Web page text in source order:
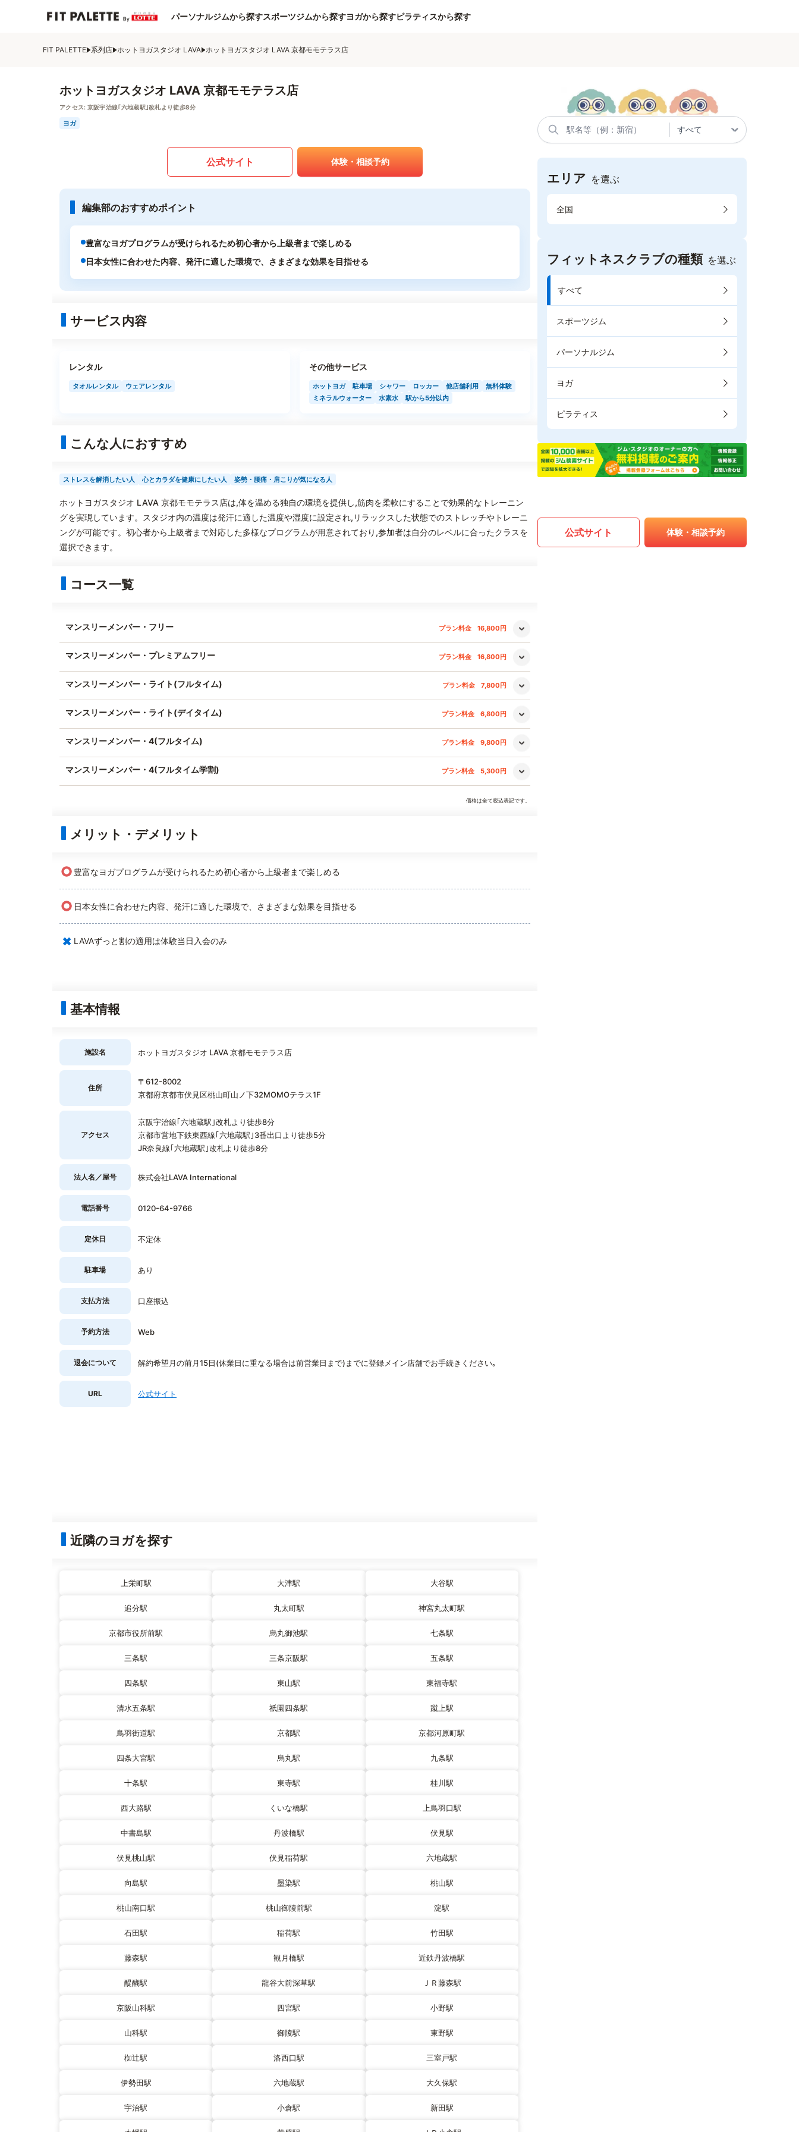
パーソナルジムから探すスポーツジムから探すヨガから探すピラティスから探す
FIT PALETTE 系列店 ホットヨガスタジオ LAVA ホットヨガスタジオ LAVA 京都モモテラス店
ホットヨガスタジオ LAVA 京都モモテラス店
アクセス: 京阪宇治線｢六地蔵駅｣改札より徒歩8分
ヨガ
公式サイト 体験・相談予約
編集部のおすすめポイント
豊富なヨガプログラムが受けられるため初心者から上級者まで楽しめる
日本女性に合わせた内容、発汗に適した環境で、さまざまな効果を目指せる
サービス内容
レンタル
タオルレンタル ウェアレンタル
その他サービス
ホットヨガ 駐車場 シャワー ロッカー 他店舗利用
無料体験
ミネラルウォーター
水素水 駅から5分以内
こんな人におすすめ
ストレスを解消したい人 心とカラダを健康にしたい人 姿勢・腰痛・肩こりが気になる人
ホットヨガスタジオ LAVA 京都モモテラス店は,体を温める独自の環境を提供し,筋肉を柔軟にすることで効果的なトレーニン
グを実現しています。スタジオ内の温度は発汗に適した温度や湿度に設定され,リラックスした状態でのストレッチやトレーニ
ングが可能です。初心者から上級者まで対応した多様なプログラムが用意されており,参加者は自分のレベルに合ったクラスを
選択できます。
コース一覧
マンスリーメンバー・フリー プラン料金 16,800円
マンスリーメンバー・プレミアムフリー プラン料金 16,800円
マンスリーメンバー・ライト(フルタイム) プラン料金 7,800円
マンスリーメンバー・ライト(デイタイム) プラン料金 6,800円
マンスリーメンバー・4(フルタイム) プラン料金 9,800円
マンスリーメンバー・4(フルタイム学割) プラン料金 5,300円
価格は全て税込表記です。
メリット・デメリット
○ 豊富なヨガプログラムが受けられるため初心者から上級者まで楽しめる
○ 日本女性に合わせた内容、発汗に適した環境で、さまざまな効果を目指せる
× LAVAずっと割の適用は体験当日入会のみ
基本情報
施設名 ホットヨガスタジオ LAVA 京都モモテラス店
住所
〒612-8002
京都府京都市伏見区桃山町山ノ下32MOMOテラス1F
アクセス
京阪宇治線｢六地蔵駅｣改札より徒歩8分
京都市営地下鉄東西線｢六地蔵駅｣3番出口より徒歩5分
JR奈良線｢六地蔵駅｣改札より徒歩8分
法人名／屋号 株式会社LAVA International
電話番号 0120-64-9766
定休日 不定休
駐車場 あり
支払方法 口座振込
予約方法 Web
退会について 解約希望月の前月15日(休業日に重なる場合は前営業日まで)までに登録メイン店舗でお手続きください｡
URL 公式サイト
近隣のヨガを探す
上栄町駅 大津駅 大谷駅
追分駅 丸太町駅 神宮丸太町駅
京都市役所前駅 烏丸御池駅 七条駅
三条駅 三条京阪駅 五条駅
四条駅 東山駅 東福寺駅
清水五条駅 祇園四条駅 蹴上駅
鳥羽街道駅 京都駅 京都河原町駅
四条大宮駅 烏丸駅 九条駅
十条駅 東寺駅 桂川駅
西大路駅 くいな橋駅 上鳥羽口駅
中書島駅 丹波橋駅 伏見駅
伏見桃山駅 伏見稲荷駅 六地蔵駅
向島駅 墨染駅 桃山駅
桃山南口駅 桃山御陵前駅 淀駅
石田駅 稲荷駅 竹田駅
藤森駅 観月橋駅 近鉄丹波橋駅
醍醐駅 龍谷大前深草駅 ＪＲ藤森駅
京阪山科駅 四宮駅 小野駅
山科駅 御陵駅 東野駅
椥辻駅 洛西口駅 三室戸駅
伊勢田駅 六地蔵駅 大久保駅
宇治駅 小倉駅 新田駅
エリア を選ぶ
全国
フィットネスクラブの種類 を選ぶ
すべて
スポーツジム
パーソナルジム
ヨガ
ピラティス
公式サイト 体験・相談予約